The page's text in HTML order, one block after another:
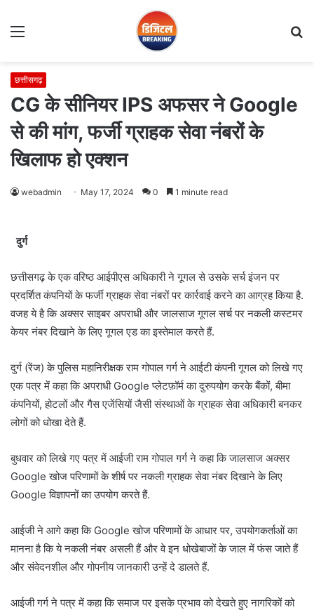
Menu
छत्तीसगढ़
CG के सीनियर IPS अफसर ने Google
से की मांग, फर्जी ग्राहक सेवा नंबरों के
खिलाफ हो एक्शन
webadmin May 17, 2024 0 1 minute read
दुर्ग
छत्तीसगढ़ के एक वरिष्ठ आईपीएस अधिकारी ने गूगल से उसके सर्च इंजन पर
प्रदर्शित कंपनियों के फर्जी ग्राहक सेवा नंबरों पर कार्रवाई करने का आग्रह किया है.
वजह ये है कि अक्सर साइबर अपराधी और जालसाज गूगल सर्च पर नकली कस्टमर
केयर नंबर दिखाने के लिए गूगल एड का इस्तेमाल करते हैं.
दुर्ग (रेंज) के पुलिस महानिरीक्षक राम गोपाल गर्ग ने आईटी कंपनी गूगल को लिखे गए
एक पत्र में कहा कि अपराधी Google प्लेटफ़ॉर्म का दुरुपयोग करके बैंकों, बीमा
कंपनियों, होटलों और गैस एजेंसियों जैसी संस्थाओं के ग्राहक सेवा अधिकारी बनकर
लोगों को धोखा देते हैं.
बुधवार को लिखे गए पत्र में आईजी राम गोपाल गर्ग ने कहा कि जालसाज अक्सर
Google खोज परिणामों के शीर्ष पर नकली ग्राहक सेवा नंबर दिखाने के लिए
Google विज्ञापनों का उपयोग करते हैं.
आईजी ने आगे कहा कि Google खोज परिणामों के आधार पर, उपयोगकर्ताओं का
मानना ​​है कि ये नकली नंबर असली हैं और वे इन धोखेबाजों के जाल में फंस जाते हैं
और संवेदनशील और गोपनीय जानकारी उन्हें दे डालते हैं.
आईजी गर्ग ने पत्र में कहा कि समाज पर इसके प्रभाव को देखते हुए नागरिकों को